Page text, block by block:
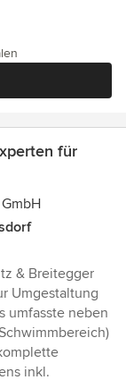
für
& Breitegger
Umgestaltung
umfasste neben
inkl.